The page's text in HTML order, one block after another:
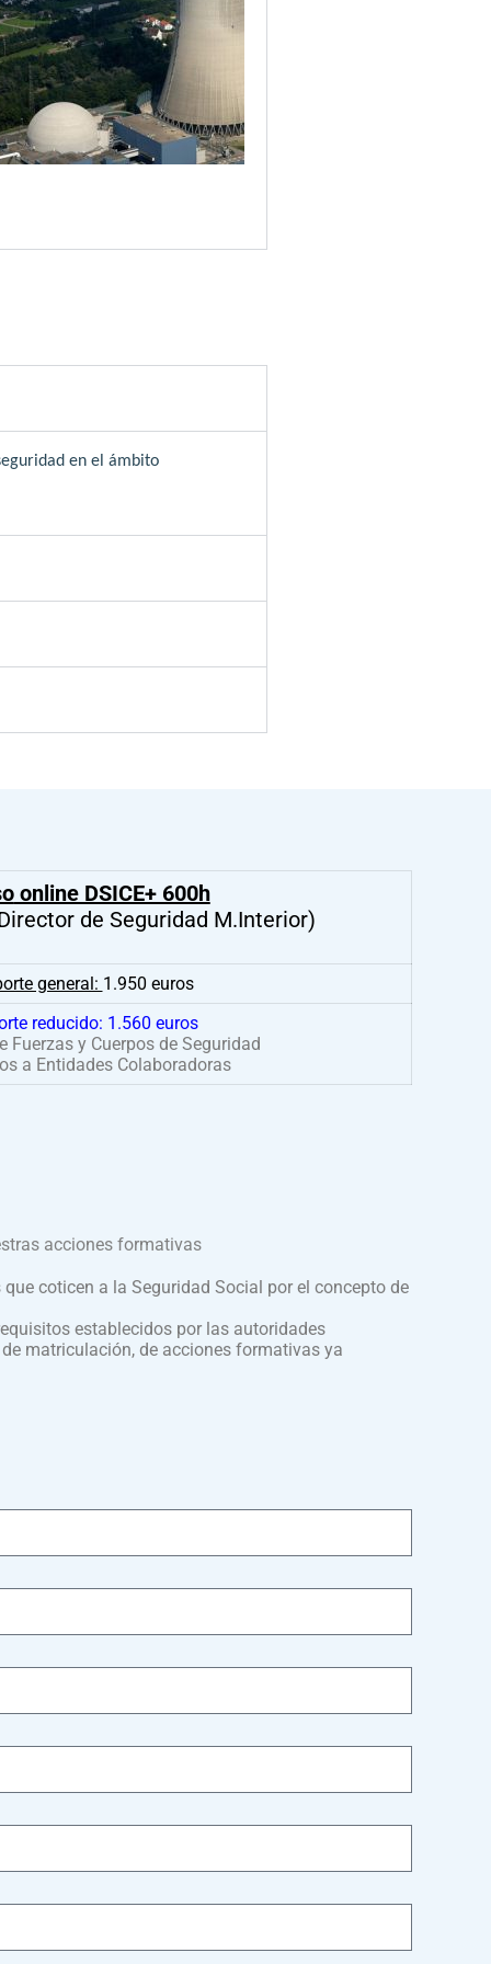
en el ámbito
online DSICE+ 600h
de Seguridad M.Interior)
general: 1.950 euros
reducido: 1.560 euros
Fuerzas y Cuerpos de Seguridad
a Entidades Colaboradoras
acciones formativas
coticen a la Seguridad Social por el concepto de
establecidos por las autoridades
matriculación, de acciones formativas ya